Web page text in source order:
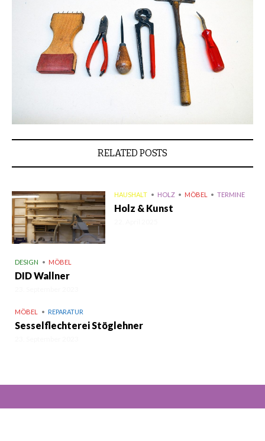
RELATED POSTS
HAUSHALT HOLZ MÖBEL TERMINE
Holz & Kunst
DESIGN MÖBEL
DID Wallner
MÖBEL REPARATUR
Sesselflechterei Stöglehner